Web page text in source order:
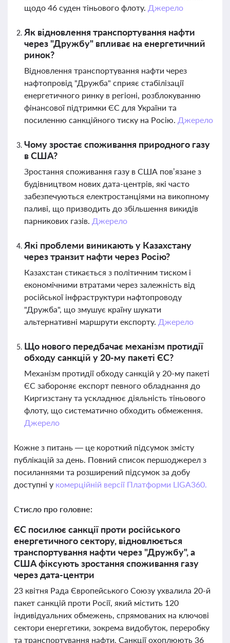
щодо 46 суден тіньового флоту. Джерело
Як відновлення транспортування нафти
через "Дружбу" впливає на енергетичний
ринок?
Відновлення транспортування нафти через
нафтопровід "Дружба" сприяє стабілізації
енергетичного ринку в регіоні, розблокуванню
фінансової підтримки ЄС для України та
посиленню санкційного тиску на Росію. Джерело
Чому зростає споживання природного газу
в США?
Зростання споживання газу в США пов’язане з
будівництвом нових дата-центрів, які часто
забезпечуються електростанціями на викопному
паливі, що призводить до збільшення викидів
парникових газів. Джерело
Які проблеми виникають у Казахстану
через транзит нафти через Росію?
Казахстан стикається з політичним тиском і
економічними втратами через залежність від
російської інфраструктури нафтопроводу
"Дружба", що змушує країну шукати
альтернативні маршрути експорту. Джерело
Що нового передбачає механізм протидії
обходу санкцій у 20-му пакеті ЄС?
Механізм протидії обходу санкцій у 20-му пакеті
ЄС забороняє експорт певного обладнання до
Киргизстану та ускладнює діяльність тіньового
флоту, що систематично обходить обмеження.
Джерело
Кожне з питань — це короткий підсумок змісту
публікацій за день. Повний список першоджерел з
посиланнями та розширений підсумок за добу
доступні у комерційній версії Платформи LIGA360.
Стисло про головне:
ЄС посилює санкції проти російського
енергетичного сектору, відновлюється
транспортування нафти через "Дружбу", а
США фіксують зростання споживання газу
через дата-центри
23 квітня Рада Європейського Союзу ухвалила 20-й
пакет санкцій проти Росії, який містить 120
індивідуальних обмежень, спрямованих на ключові
сектори енергетики, зокрема видобуток, переробку
та транспортування нафти. Санкції охоплюють 36